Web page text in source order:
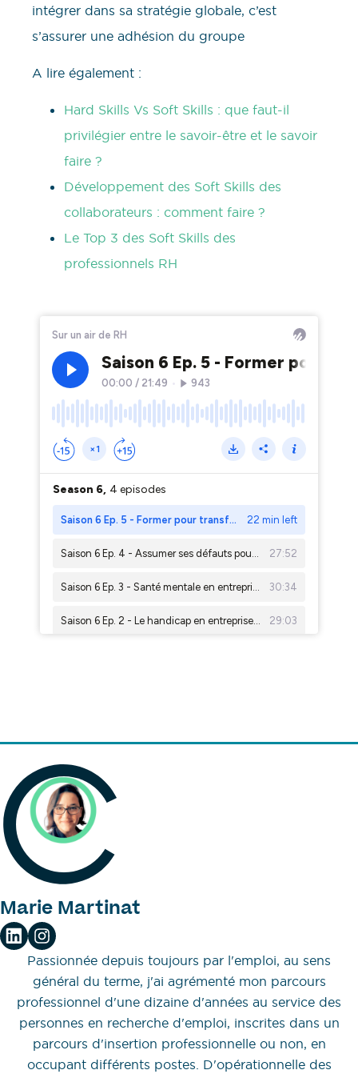
intégrer dans sa stratégie globale, c’est
s’assurer une adhésion du groupe
A lire également :
Hard Skills Vs Soft Skills : que faut-il
privilégier entre le savoir-être et le savoir
faire ?
Développement des Soft Skills des
collaborateurs : comment faire ?
Le Top 3 des Soft Skills des
professionnels RH
Marie Martinat
Passionnée depuis toujours par l'emploi, au sens
général du terme, j'ai agrémenté mon parcours
professionnel d'une dizaine d'années au service des
personnes en recherche d'emploi, inscrites dans un
parcours d'insertion professionnelle ou non, en
occupant différents postes. D'opérationnelle des